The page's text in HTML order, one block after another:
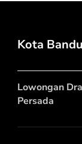
Kota
Lowongan
Persada